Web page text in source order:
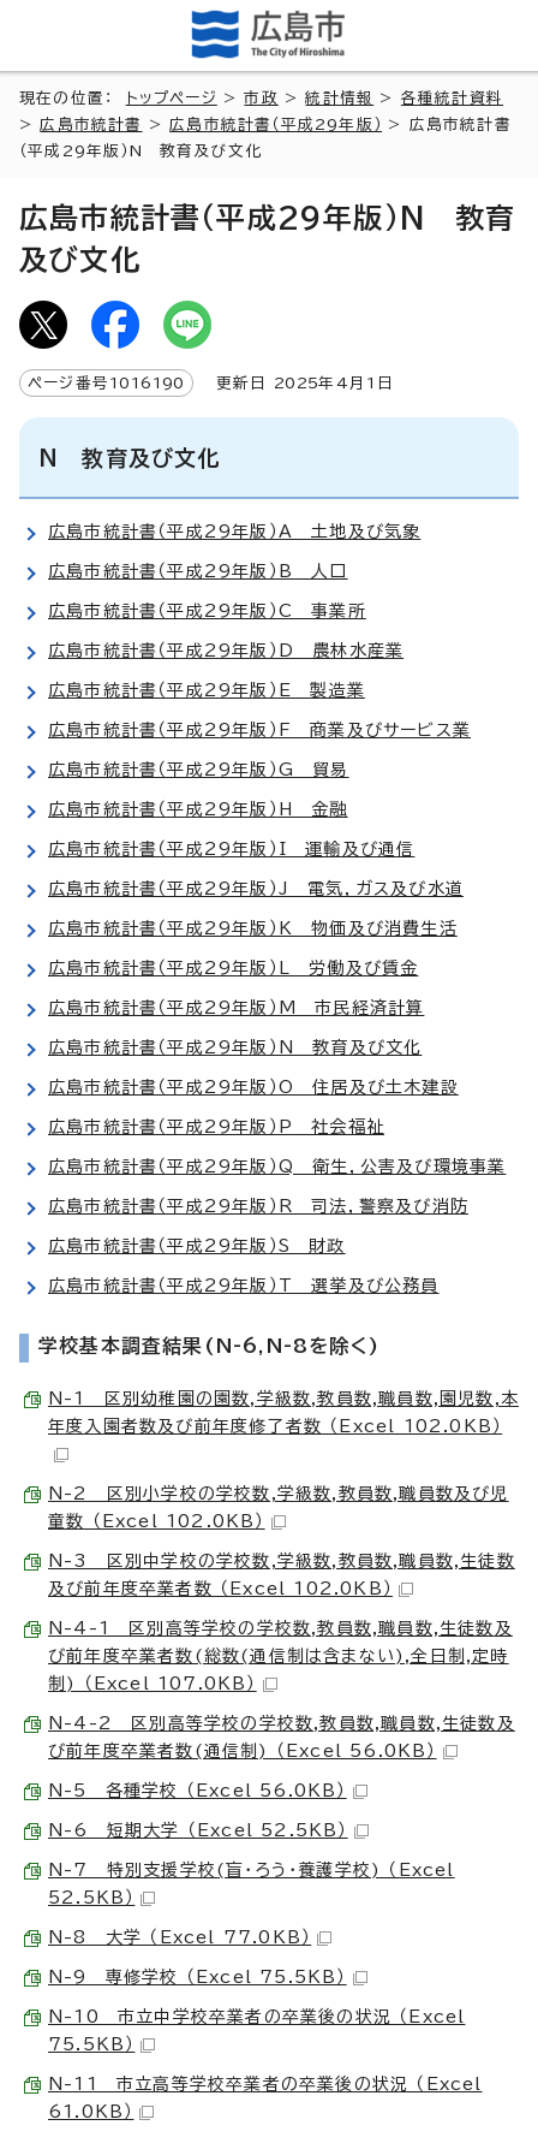
現在の位置： トップページ >市政 >統計情報 > 各種統計資料
>広島市統計書 >広島市統計書（平成29年版）
> 広島市統計書
（平成29年版）N 教育及び文化
広島市統計書（平成29年版）N 教育
及び文化
ページ番号 1016190 更新日 2025年4月1日
N 教育及び文化
広島市統計書（平成29年版）A 土地及び気象
広島市統計書（平成29年版）B 人口
広島市統計書（平成29年版）C 事業所
広島市統計書（平成29年版）D 農林水産業
広島市統計書（平成29年版）E 製造業
広島市統計書（平成29年版）F 商業及びサービス業
広島市統計書（平成29年版）G 貿易
広島市統計書（平成29年版）H 金融
広島市統計書（平成29年版）I 運輸及び通信
広島市統計書（平成29年版）J 電気，ガス及び水道
広島市統計書（平成29年版）K 物価及び消費生活
広島市統計書（平成29年版）L 労働及び賃金
広島市統計書（平成29年版）M 市民経済計算
広島市統計書（平成29年版）N 教育及び文化
広島市統計書（平成29年版）O 住居及び土木建設
広島市統計書（平成29年版）P 社会福祉
広島市統計書（平成29年版）Q 衛生，公害及び環境事業
広島市統計書（平成29年版）R 司法，警察及び消防
広島市統計書（平成29年版）S 財政
広島市統計書（平成29年版）T 選挙及び公務員
学校基本調査結果(N-6,N-8を除く)
N-1 区別幼稚園の園数,学級数,教員数,職員数,園児数,本
年度入園者数及び前年度修了者数 （Excel 102.0KB）
N-2 区別小学校の学校数,学級数,教員数,職員数及び児
童数 （Excel 102.0KB）
N-3 区別中学校の学校数,学級数,教員数,職員数,生徒数
及び前年度卒業者数 （Excel 102.0KB）
N-4-1 区別高等学校の学校数,教員数,職員数,生徒数及
び前年度卒業者数(総数(通信制は含まない),全日制,定時
制) （Excel 107.0KB）
N-4-2 区別高等学校の学校数,教員数,職員数,生徒数及
び前年度卒業者数(通信制) （Excel 56.0KB）
N-5 各種学校 （Excel 56.0KB）
N-6 短期大学 （Excel 52.5KB）
N-7 特別支援学校(盲・ろう・養護学校) （Excel
52.5KB）
N-8 大学 （Excel 77.0KB）
N-9 専修学校 （Excel 75.5KB）
N-10 市立中学校卒業者の卒業後の状況 （Excel
75.5KB）
N-11 市立高等学校卒業者の卒業後の状況 （Excel
61.0KB）